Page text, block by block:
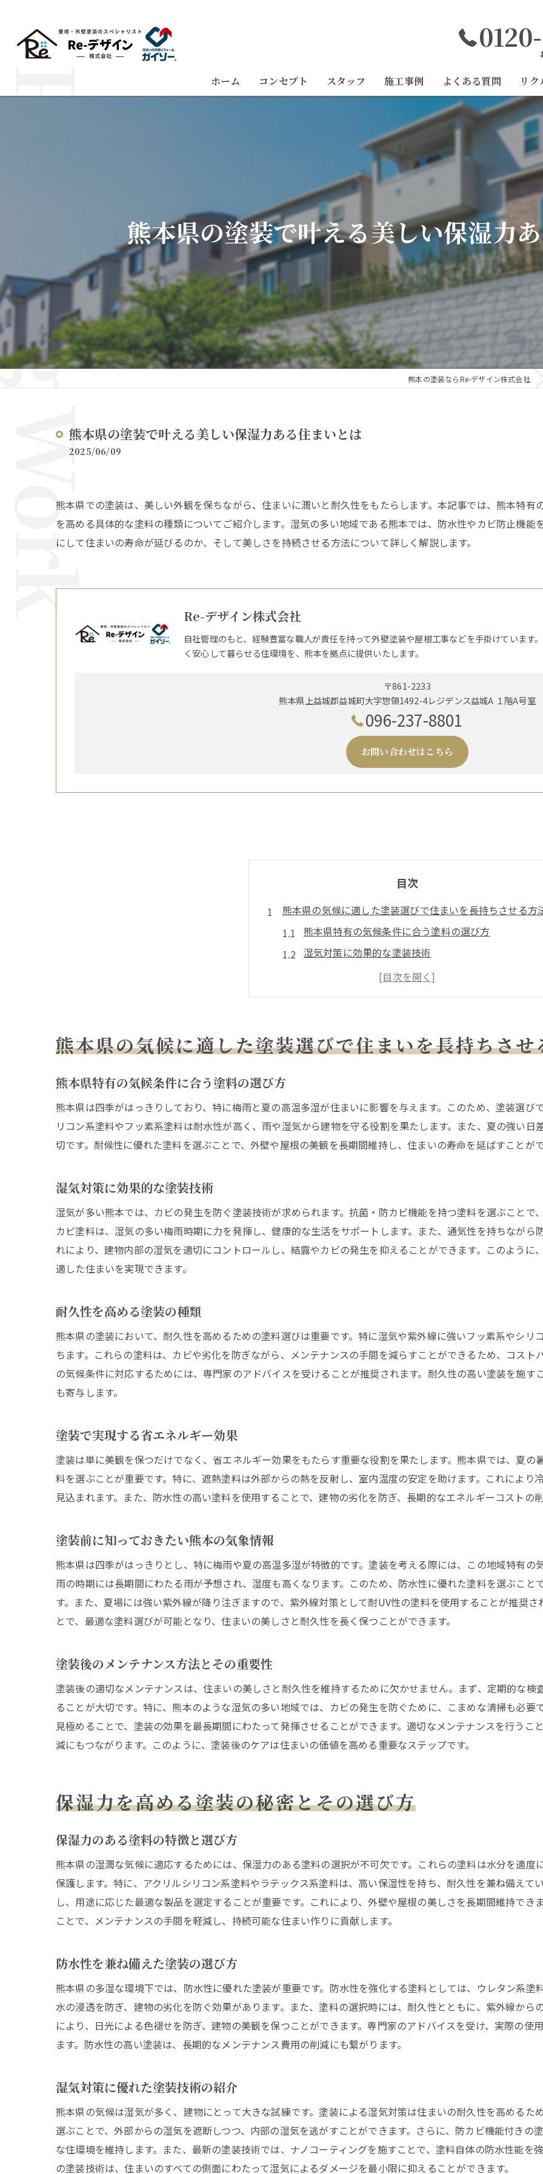
ホーム コンセプト スタッフ 施工事例 よくある質問 リク
熊本県の塗装で叶える美しい保湿力
熊本の塗装ならRe-デザイン株式会社
熊本県の塗装で叶える美しい保湿力ある住まいとは
2025/06/09
熊本県での塗装は、美しい外観を保ちながら、住まいに潤いと耐久性をもたらします。本記事では、熊本特
を高める具体的な塗料の種類についてご紹介します。湿気の多い地域である熊本では、防水性やカビ防止機能
にして住まいの寿命が延びるのか、そして美しさを持続させる方法について詳しく解説します。
Re-デザイン株式会社
自社管理のもと、経験豊富な職人が責任を持って外壁塗装や屋根工事などを手掛けています
く安心して暮らせる住環境を、熊本を拠点に提供いたします。
〒861-2233
熊本県上益城郡益城町大字惣領1492-4レジデンス益城A １階A号室
096-237-8801
お問い合わせはこちら
目次
熊本県の気候に適した塗装選びで住まいを長持ちさせる方
熊本県特有の気候条件に合う塗料の選び方
湿気対策に効果的な塗装技術
耐久性を高める塗装の種類
塗装で実現する省エネルギー効果
塗装後のメンテナンス方法とその重要性
保湿力を高める塗装の秘密とその選び方
防水性を兼ね備えた塗装の選び方
湿気対策に優れた塗装技術の紹介
塗装の効果を最大限に引き出す方法
熊本県特有の湿気を克服する塗装の選び方
湿気対策に最適な塗料の選定
塗装によるカビ防止の実践方法
湿気対策に必要な塗装のメンテナンス方法
塗装で実現する熊本県の住まいの美しさと耐久性
美しさを保つための塗装技術
塗装による美観維持のテクニック
美しさと耐久性を兼ね備えた塗装の事例紹介
美しい外観を保つための塗装技術と塗料の選び方
長期間美しい外観を維持する方法
塗装で実現するデザイン性の向上
熊本の気候に適した美観重視の塗装事例
塗装で湿気から住まいを守る方法
湿気に強い塗装技術の実践例
熊本の湿気に適した塗装のコツ
熊本県での塗装が住まいの寿命を延ばす理由
塗装で住まいの耐久性を高める方法
実例で学ぶ塗装による寿命延長の成果
塗装選びで家を長持ちさせるポイント
住まいの寿命を延ばすための塗装の役割
耐久性を高める塗装技術
熊本の気候に対応した塗装事例
潤いと耐久性を兼ね備えた塗装の秘密
熊本県の気候に適した塗装選びで住まいを長持ちさせ
熊本県特有の気候条件に合う塗料の選び方
熊本県は四季がはっきりしており、特に梅雨と夏の高温多湿が住まいに影響を与えます。このため、塗装選び
リコン系塗料やフッ素系塗料は耐水性が高く、雨や湿気から建物を守る役割を果たします。また、夏の強い
切です。耐候性に優れた塗料を選ぶことで、外壁や屋根の美観を長期間維持し、住まいの寿命を延ばすことがで
湿気対策に効果的な塗装技術
湿気が多い熊本では、カビの発生を防ぐ塗装技術が求められます。抗菌・防カビ機能を持つ塗料を選ぶことで
カビ塗料は、湿気の多い梅雨時期に力を発揮し、健康的な生活をサポートします。また、通気性を持ちながら
れにより、建物内部の湿気を適切にコントロールし、結露やカビの発生を抑えることができます。このように
適した住まいを実現できます。
耐久性を高める塗装の種類
熊本県の塗装において、耐久性を高めるための塗料選びは重要です。特に湿気や紫外線に強いフッ素系やシ
ちます。これらの塗料は、カビや劣化を防ぎながら、メンテナンスの手間を減らすことができるため、コスト
の気候条件に対応するためには、専門家のアドバイスを受けることが推奨されます。耐久性の高い塗装を施
も寄与します。
塗装で実現する省エネルギー効果
塗装は単に美観を保つだけでなく、省エネルギー効果をもたらす重要な役割を果たします。熊本県では、夏
料を選ぶことが重要です。特に、遮熱塗料は外部からの熱を反射し、室内温度の安定を助けます。これにより
見込まれます。また、防水性の高い塗料を使用することで、建物の劣化を防ぎ、長期的なエネルギーコストの
塗装前に知っておきたい熊本の気象情報
熊本県は四季がはっきりとし、特に梅雨や夏の高温多湿が特徴的です。塗装を考える際には、この地域特有の
雨の時期には長期間にわたる雨が予想され、湿度も高くなります。このため、防水性に優れた塗料を選ぶこと
す。また、夏場には強い紫外線が降り注ぎますので、紫外線対策として耐UV性の塗料を使用することが推奨
とで、最適な塗料選びが可能となり、住まいの美しさと耐久性を長く保つことができます。
塗装後のメンテナンス方法とその重要性
塗装後の適切なメンテナンスは、住まいの美しさと耐久性を維持するために欠かせません。まず、定期的な
ることが大切です。特に、熊本のような湿気の多い地域では、カビの発生を防ぐために、こまめな清掃も必要
見極めることで、塗装の効果を最長期間にわたって発揮させることができます。適切なメンテナンスを行うこ
減にもつながります。このように、塗装後のケアは住まいの価値を高める重要なステップです。
保湿力を高める塗装の秘密とその選び方
保湿力のある塗料の特徴と選び方
熊本県の湿潤な気候に適応するためには、保湿力のある塗料の選択が不可欠です。これらの塗料は水分を適度
保護します。特に、アクリルシリコン系塗料やラテックス系塗料は、高い保湿性を持ち、耐久性を兼ね備えて
し、用途に応じた最適な製品を選定することが重要です。これにより、外壁や屋根の美しさを長期間維持で
ことで、メンテナンスの手間を軽減し、持続可能な住まい作りに貢献します。
防水性を兼ね備えた塗装の選び方
熊本県の多湿な環境下では、防水性に優れた塗装が重要です。防水性を強化する塗料としては、ウレタン系塗
水の浸透を防ぎ、建物の劣化を防ぐ効果があります。また、塗料の選択時には、耐久性とともに、紫外線から
により、日光による色褪せを防ぎ、建物の美観を保つことができます。専門家のアドバイスを受け、実際の使
ます。防水性の高い塗装は、長期的なメンテナンス費用の削減にも繋がります。
湿気対策に優れた塗装技術の紹介
熊本県の気候は湿気が多く、建物にとって大きな試練です。塗装による湿気対策は住まいの耐久性を高めるた
選ぶことで、外部からの湿気を遮断しつつ、内部の湿気を逃がすことができます。さらに、防カビ機能付きの
な住環境を維持します。また、最新の塗装技術では、ナノコーティングを施すことで、塗料自体の防水性能を
の塗装技術は、住まいのすべての側面にわたって湿気によるダメージを最小限に抑えることができます。